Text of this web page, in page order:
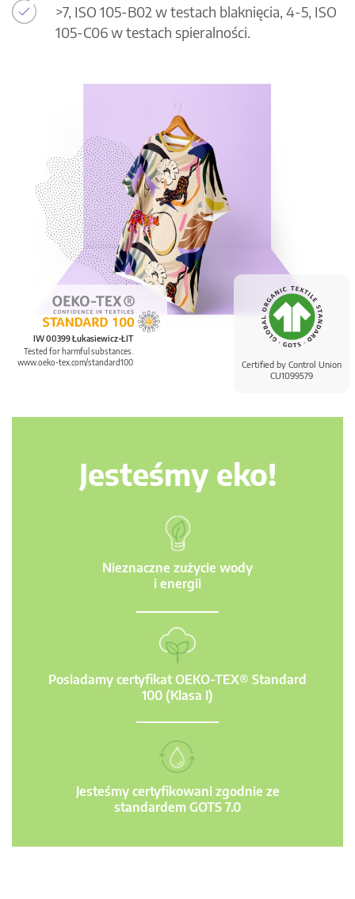
Certified by Control Union
CU1099579
IW 00399 Łukasiewicz-ŁIT
Tested for harmful substances.
www.oeko-tex.com/standard100
>7, ISO 105-B02 w testach blaknięcia, 4-5, ISO
105-C06 w testach spieralności.
Jesteśmy eko!
Nieznaczne zużycie wody
i energii
Posiadamy certyfikat OEKO-TEX® Standard
100 (Klasa I)
Jesteśmy certyfikowani zgodnie ze
standardem GOTS 7.0